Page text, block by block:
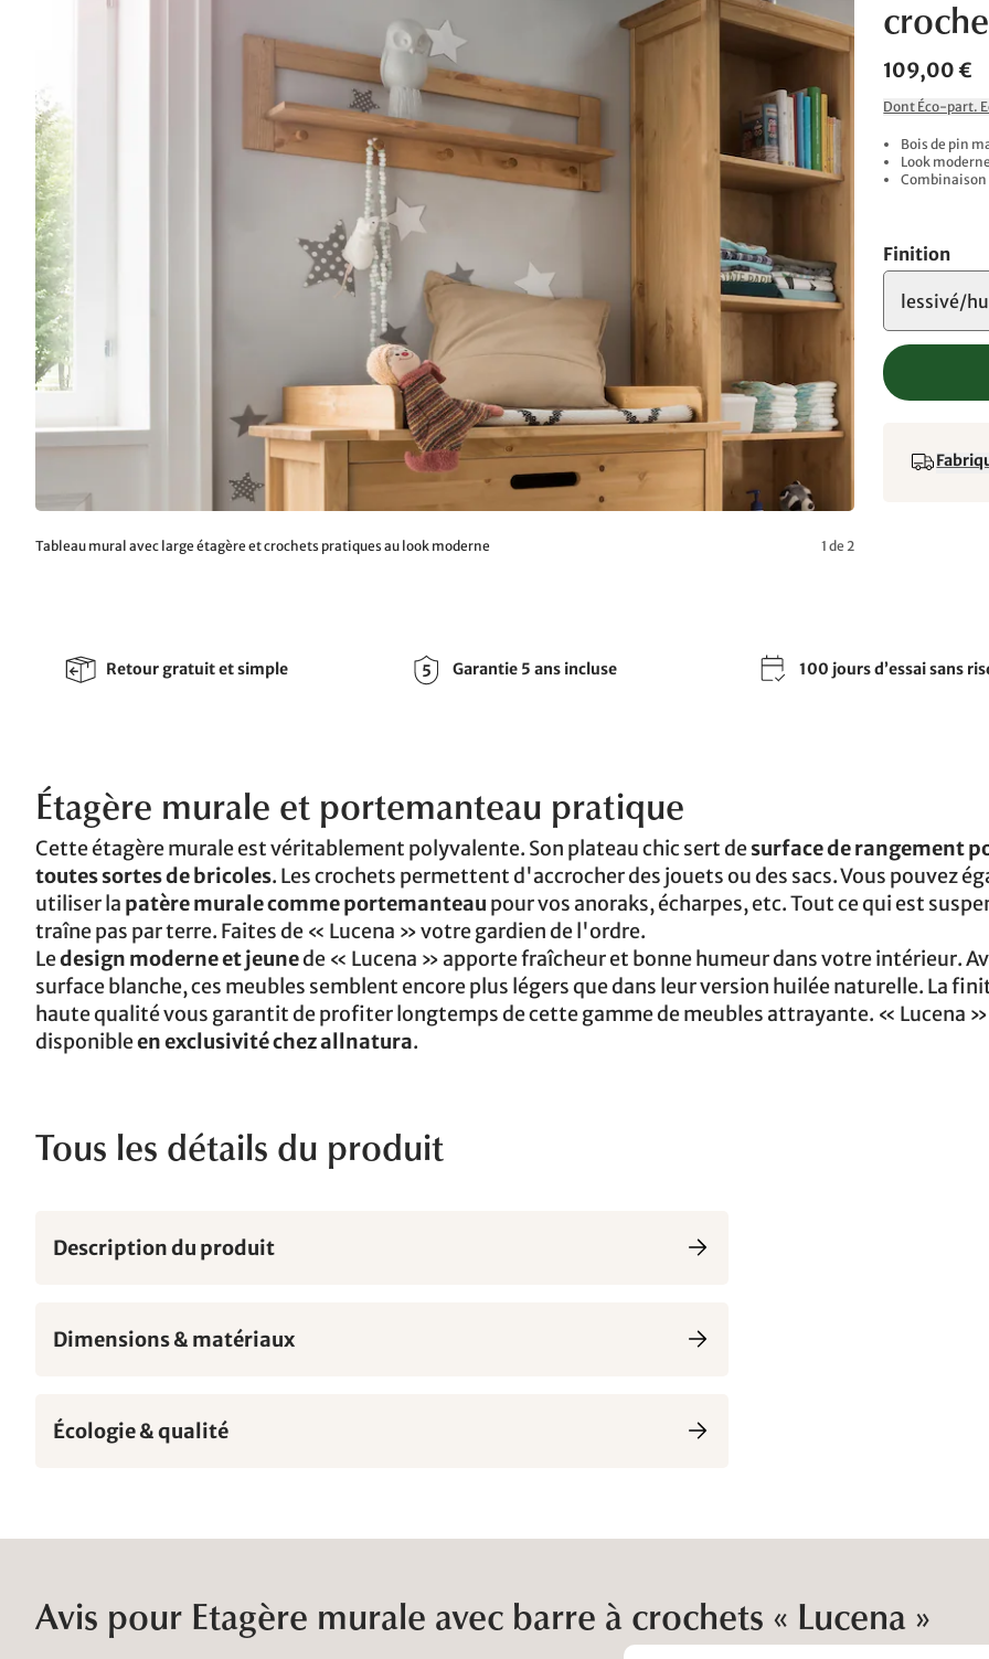
Tableau mural avec large étagère et crochets pratiques au look moderne 1 de 2
109,00 €
Dont Éco-part.
Bois de pin
Look
Combinaison
Finition
lessivé/
Retour gratuit et simple Garantie 5 ans incluse 100 jours d’essai sans
Étagère murale et portemanteau pratique
Cette étagère murale est véritablement polyvalente. Son plateau chic sert desurface de rangement
toutes sortes de bricoles. Les crochets permettent d'accrocher des jouets ou des sacs. Vous pouvez
utiliser la patère murale comme portemanteau pour vos anoraks, écharpes, etc. Tout ce qui est
traîne pas par terre. Faites de « Lucena » votre gardien de l'ordre.
Ledesign moderne et jeunede « Lucena » apporte fraîcheur et bonne humeur dans votre intérieur.
surface blanche, ces meubles semblent encore plus légers que dans leur version huilée naturelle. La
haute qualité vous garantit de profiter longtemps de cette gamme de meubles attrayante. « Lucena
disponibleen exclusivité chez allnatura.
Tous les détails du produit
Description du produit
Dimensions & matériaux
Écologie & qualité
Avis pour Etagère murale avec barre à crochets « Lucena »